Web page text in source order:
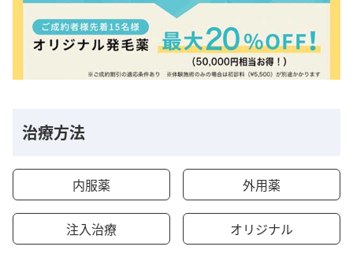
治療方法
内服薬 外用薬
注入治療 オリジナル